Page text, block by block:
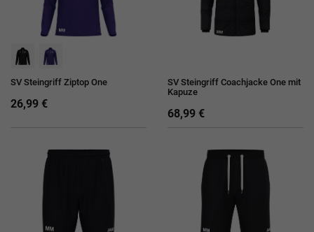
SV Steingriff Ziptop One
26,99 €
SV Steingriff Coachjacke One mit
Kapuze
68,99 €